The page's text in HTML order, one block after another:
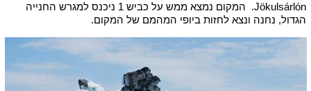
Jökulsárlón. המקום נמצא ממש על כביש 1 ניכנס למגרש החנייה
הגדול, נחנה ונצא לחזות ביופי המהמם של המקום.